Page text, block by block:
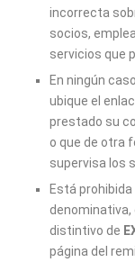
incorrecta
socios,
servicios que
En ningún
ubique el
prestado su
o que de otra
supervisa los
Está
distintivo de
página del